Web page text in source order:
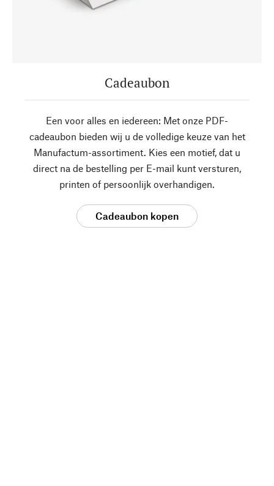
Cadeaubon
Een voor alles en iedereen: Met onze PDF-
cadeaubon bieden wij u de volledige keuze van het
Manufactum-assortiment. Kies een motief, dat u
direct na de bestelling per E-mail kunt versturen,
printen of persoonlijk overhandigen.
Cadeaubon kopen